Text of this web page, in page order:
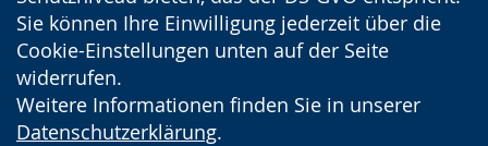
Sie können Ihre Einwilligung jederzeit über die
Cookie-Einstellungen unten auf der Seite
widerrufen.
Weitere Informationen finden Sie in unserer
Datenschutzerklärung.